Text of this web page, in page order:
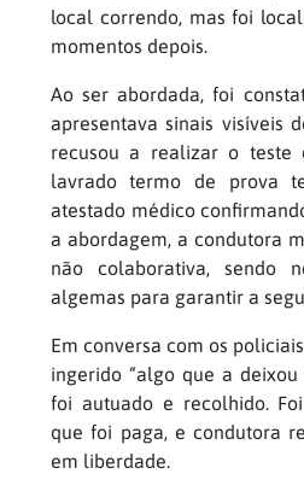
local correndo, mas foi
momentos depois.
Ao ser abordada, foi
apresentava sinais visíveis
recusou a realizar o teste
lavrado termo de prova
atestado médico
a abordagem, a condutora
não colaborativa, sendo
algemas para garantir a
Em conversa com os
ingerido “algo que a
foi autuado e recolhido.
que foi paga, e condutora
em liberdade.